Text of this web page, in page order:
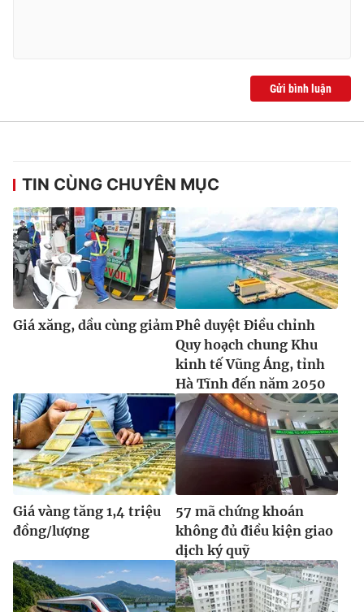
Gửi bình luận
TIN CÙNG CHUYÊN MỤC
Giá xăng, dầu cùng giảm Phê duyệt Điều chỉnh
Quy hoạch chung Khu
kinh tế Vũng Áng, tỉnh
Hà Tĩnh đến năm 2050
Giá vàng tăng 1,4 triệu
đồng/lượng
57 mã chứng khoán
không đủ điều kiện giao
dịch ký quỹ